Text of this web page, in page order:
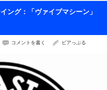
ング：「ヴァイブマシーン」
コメントを書く ビアっぷる